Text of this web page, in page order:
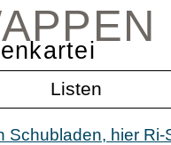
Listen
Schubladen, hier Ri-